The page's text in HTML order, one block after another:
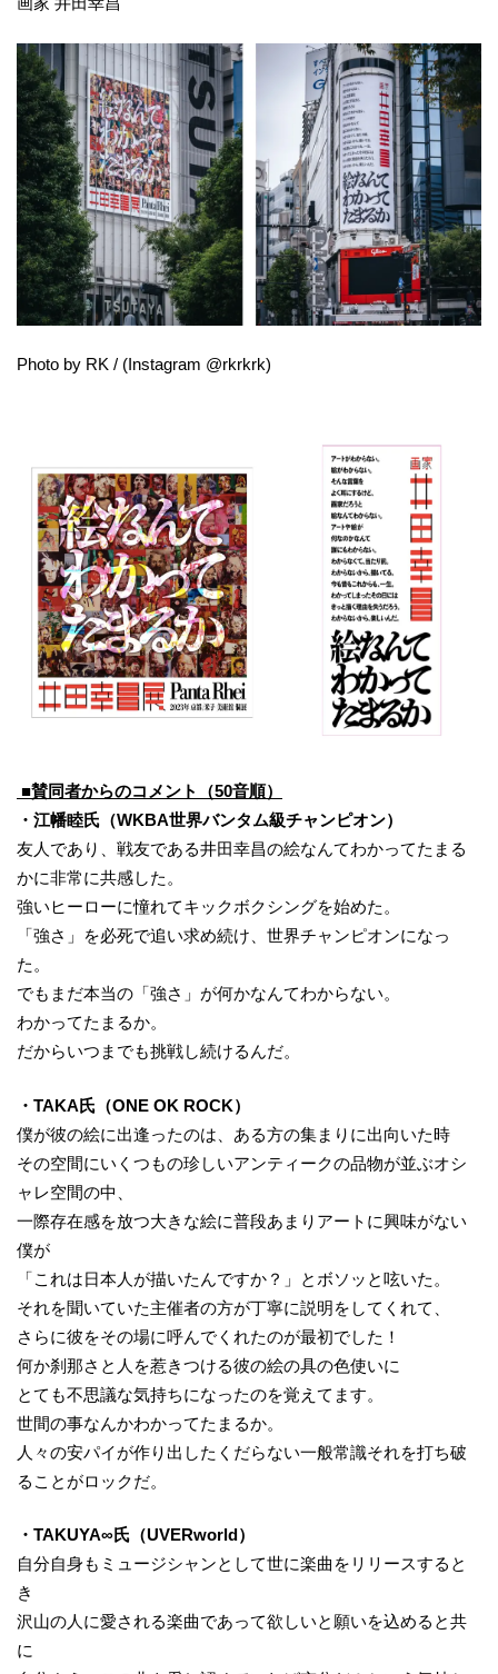
Photo by RK / (Instagram @rkrkrk)
■賛同者からのコメント（50音順）
・江幡睦氏（WKBA世界バンタム級チャンピオン）
友人であり、戦友である井田幸昌の絵なんてわかってたまる
かに非常に共感した。
強いヒーローに憧れてキックボクシングを始めた。
「強さ」を必死で追い求め続け、世界チャンピオンになっ
た。
でもまだ本当の「強さ」が何かなんてわからない。
わかってたまるか。
だからいつまでも挑戦し続けるんだ。
・TAKA氏（ONE OK ROCK）
僕が彼の絵に出逢ったのは、ある方の集まりに出向いた時
その空間にいくつもの珍しいアンティークの品物が並ぶオシ
ャレ空間の中、
一際存在感を放つ大きな絵に普段あまりアートに興味がない
僕が
「これは日本人が描いたんですか？」とボソッと呟いた。
それを聞いていた主催者の方が丁寧に説明をしてくれて、
さらに彼をその場に呼んでくれたのが最初でした！
何か刹那さと人を惹きつける彼の絵の具の色使いに
とても不思議な気持ちになったのを覚えてます。
世間の事なんかわかってたまるか。
人々の安パイが作り出したくだらない一般常識それを打ち破
ることがロックだ。
・TAKUYA∞氏（UVERworld）
自分自身もミュージシャンとして世に楽曲をリリースすると
き
沢山の人に愛される楽曲であって欲しいと願いを込めると共
に